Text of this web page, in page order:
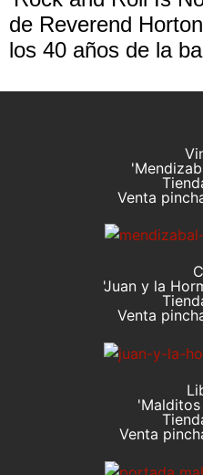
de Reverend
los 40 años de la
Venta
'Juan y la
Venta
Venta